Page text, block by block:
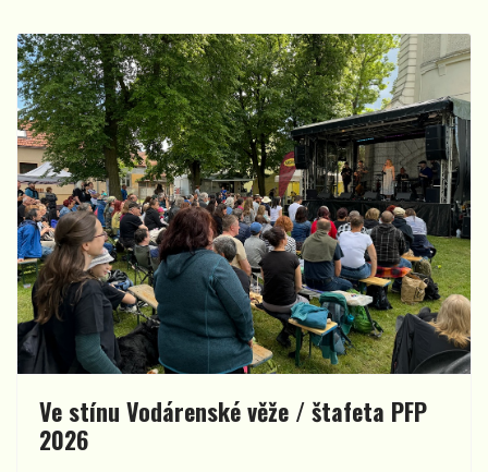
Ve stínu Vodárenské věže / štafeta PFP
2026